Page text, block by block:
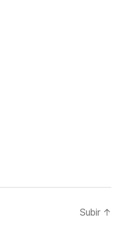
Subir ↑